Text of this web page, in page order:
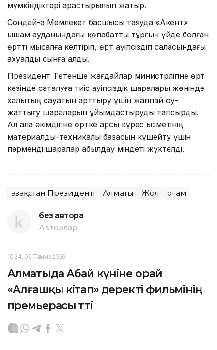
мүмкіндіктері қарастырылып жатыр.
Сондай-ақ Мемлекет басшысы таяуда «Ақкент»
ықшам ауданындағы көпқабатты тұрғын үйде болған
өртті мысалға келтіріп, өрт қауіпсіздігі саласындағы
ахуалды сынға алды.
Президент Төтенше жағдайлар министрлігіне өрт
кезінде сақталуға тиіс қауіпсіздік шаралары жөнінде
халықтың сауатын арттыру үшін жаппай оқу-
жаттығу шараларын ұйымдастыруды тапсырды.
Ал қала әкімдігіне өртке қарсы күрес қызметінің
материалдық-техникалық базасын күшейту үшін
пәрменді шаралар қабылдау міндеті жүктелді.
Қазақстан Президенті Алматы Жол Қоғам
без автора
Авторлар
10:24, 09 Тамыз 2026
Алматыда Абай күніне орай
«Алғашқы кітап» деректі фильмінің
премьерасы өтті